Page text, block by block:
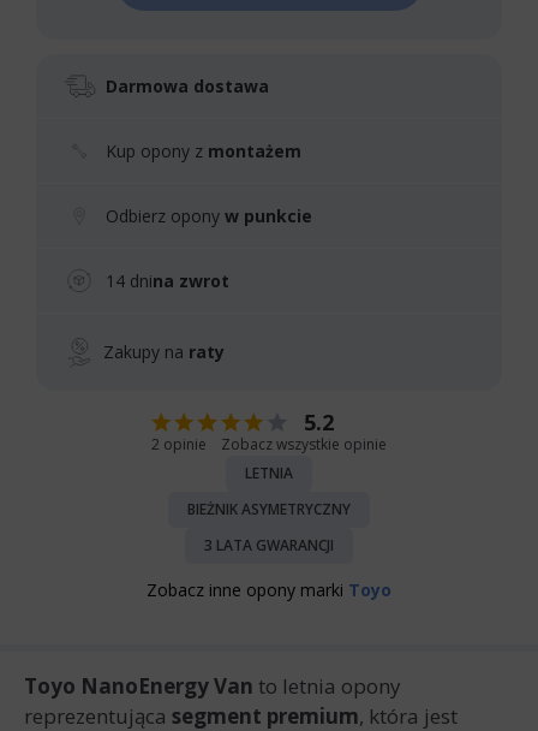
Darmowa dostawa
Kup opony z montażem
Odbierz opony w punkcie
14 dnina zwrot
Zakupy na raty
5.2
2 opinie
Zobacz wszystkie opinie
LETNIA
BIEŻNIK ASYMETRYCZNY
3 LATA GWARANCJI
Zobacz inne opony marki Toyo
Toyo NanoEnergy Van to letnia opony
reprezentująca segment premium, która jest